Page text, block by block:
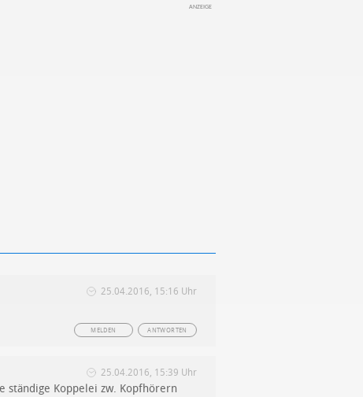
25.04.2016, 15:16 Uhr
ANTWORTEN
MELDEN
25.04.2016, 15:39 Uhr
Koppelei zw. Kopfhörern